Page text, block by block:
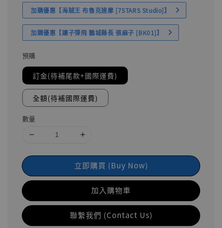
加購優惠【海賊王 布魯克達摩 [7STARS Studio]】
加購優惠【讓子彈飛 鵝城縣長 張麻子 [BK01]】
預購
訂金(待補尾款+國際運費)
全額(待補國際運費)
數量
立即購買 (Buy Now)
加入購物車
聯繫我們 (Contact Us)